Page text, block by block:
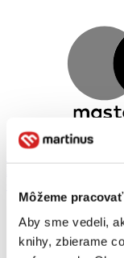
Môžeme
Aby sme vedeli,
knihy, zbierame